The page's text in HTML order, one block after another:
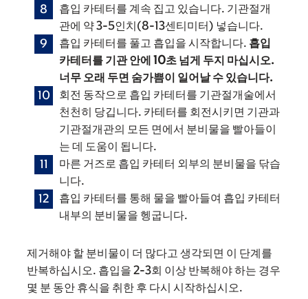
흡입 카테터를 계속 집고 있습니다. 기관절개
관에 약 3-5인치(8-13센티미터) 넣습니다.
흡입 카테터를 풀고 흡입을 시작합니다. 흡입
카테터를 기관 안에 10초 넘게 두지 마십시오.
너무 오래 두면 숨가쁨이 일어날 수 있습니다.
회전 동작으로 흡입 카테터를 기관절개술에서
천천히 당깁니다. 카테터를 회전시키면 기관과
기관절개관의 모든 면에서 분비물을 빨아들이
는 데 도움이 됩니다.
마른 거즈로 흡입 카테터 외부의 분비물을 닦습
니다.
흡입 카테터를 통해 물을 빨아들여 흡입 카테터
내부의 분비물을 헹굽니다.
제거해야 할 분비물이 더 많다고 생각되면 이 단계를
반복하십시오. 흡입을 2-3회 이상 반복해야 하는 경우
몇 분 동안 휴식을 취한 후 다시 시작하십시오.